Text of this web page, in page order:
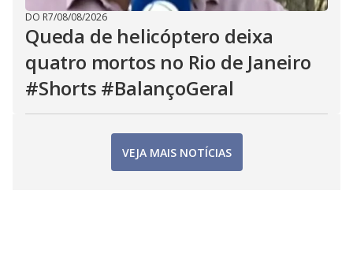
DO R7/08/08/2026
Queda de helicóptero deixa
quatro mortos no Rio de Janeiro
#Shorts #BalançoGeral
VEJA MAIS NOTÍCIAS